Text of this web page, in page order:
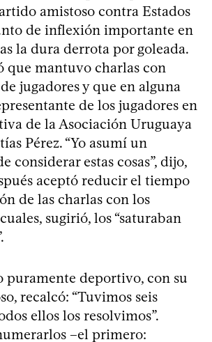
amistoso contra Estados
de inflexión importante en
la dura derrota por goleada.
que mantuvo charlas con
jugadores y que en alguna
de los jugadores en
de la Asociación Uruguaya
Pérez. “Yo asumí un
considerar estas cosas”, dijo,
aceptó reducir el tiempo
de las charlas con los
sugirió, los “saturaban
puramente deportivo, con su
recalcó: “Tuvimos seis
ellos los resolvimos”.
–el primero: